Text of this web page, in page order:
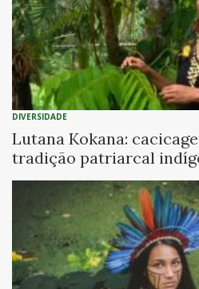
DIVERSIDADE
Lutana Kokana:
tradição patriarcal